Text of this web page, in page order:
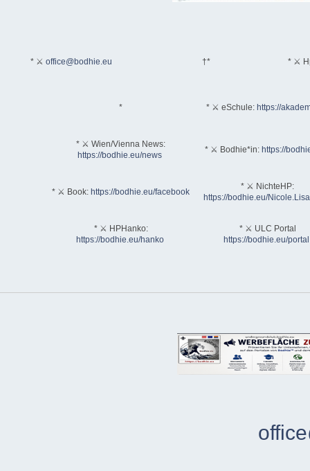
* ⚔ office@bodhie.eu †* * ⚔
* * ⚔ eSchule: https://
* ⚔ Wien/Vienna News:
https://bodhie.eu/news
* ⚔ Bodhie*in: https://
* ⚔ Book: https://bodhie.eu/facebook
* ⚔ NichteHP:
https://bodhie.eu/
* ⚔ HPHanko:
https://bodhie.eu/hanko
* ⚔ ULC Portal
https://bodhie.eu/portal